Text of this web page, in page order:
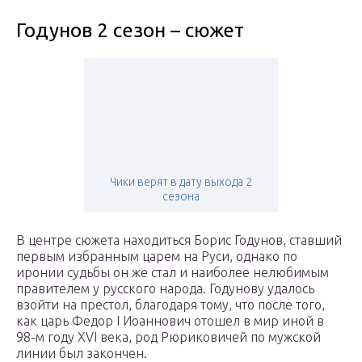
Годунов 2 сезон – сюжет
Чики верят в дату выхода 2
сезона
В центре сюжета находиться Борис Годунов, ставший
первым избранным царем на Руси, однако по
иронии судьбы он же стал и наиболее нелюбимым
правителем у русского народа. Годунову удалось
взойти на престол, благодаря тому, что после того,
как царь Федор I Иоаннович отошел в мир иной в
98-м году XVI века, род Рюриковичей по мужской
линии был закончен.